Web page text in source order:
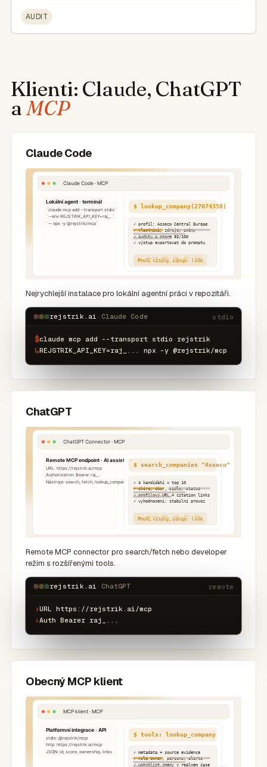
AUDIT
Klienti: Claude, ChatGPT
aMCP
Claude Code
Nejrychlejší instalace pro lokální agentní práci v repozitáři.
rejstrik.ai · Claude Code stdio
$claude mcp add --transport stdio rejstrik
↳REJSTRIK_API_KEY=raj_... npx -y @rejstrik/mcp
ChatGPT
Remote MCP connector pro search/fetch nebo developer
režim s rozšířenými tools.
rejstrik.ai · ChatGPT remote
›URL https://rejstrik.ai/mcp
›Auth Bearer raj_...
Obecný MCP klient